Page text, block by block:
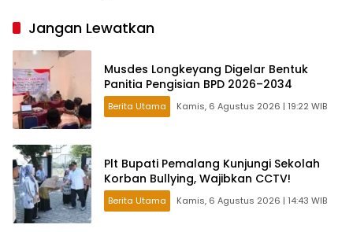
Jangan Lewatkan
Musdes Longkeyang Digelar Bentuk
Panitia Pengisian BPD 2026–2034
Berita Utama Kamis, 6 Agustus 2026 | 19:22 WIB
Plt Bupati Pemalang Kunjungi Sekolah
Korban Bullying, Wajibkan CCTV!
Berita Utama Kamis, 6 Agustus 2026 | 14:43 WIB